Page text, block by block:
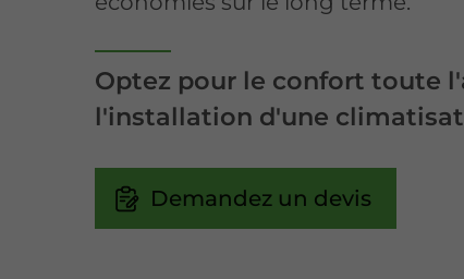
Optez pour le confort toute
l'installation d'une
Demandez un devis